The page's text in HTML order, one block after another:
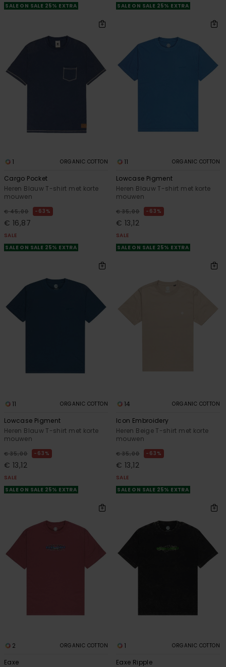
SALE ON SALE 25% EXTRA SALE ON SALE 25% EXTRA
1 ORGANIC COTTON
Cargo Pocket
Heren Blauw T-shirt met korte
mouwen
€ 45,00 63%
€ 16,87
SALE
SALE ON SALE 25% EXTRA
11 ORGANIC COTTON
Lowcase Pigment
Heren Blauw T-shirt met korte
mouwen
€ 35,00 63%
€ 13,12
SALE
SALE ON SALE 25% EXTRA
11 ORGANIC COTTON
Lowcase Pigment
Heren Blauw T-shirt met korte
mouwen
€ 35,00 63%
€ 13,12
SALE
SALE ON SALE 25% EXTRA
14 ORGANIC COTTON
Icon Embroidery
Heren Beige T-shirt met korte
mouwen
€ 35,00 63%
€ 13,12
SALE
SALE ON SALE 25% EXTRA
2 ORGANIC COTTON
Eaxe
1 ORGANIC COTTON
Eaxe Ripple